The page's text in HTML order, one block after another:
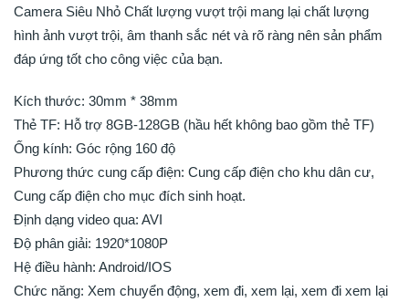
Camera Siêu Nhỏ Chất lượng vượt trội mang lại chất lượng
hình ảnh vượt trội, âm thanh sắc nét và rõ ràng nên sản phẩm
đáp ứng tốt cho công việc của bạn.
Kích thước: 30mm * 38mm
Thẻ TF: Hỗ trợ 8GB-128GB (hầu hết không bao gồm thẻ TF)
Ống kính: Góc rộng 160 độ
Phương thức cung cấp điện: Cung cấp điện cho khu dân cư,
Cung cấp điện cho mục đích sinh hoạt.
Định dạng video qua: AVI
Độ phân giải: 1920*1080P
Hệ điều hành: Android/IOS
Chức năng: Xem chuyển động, xem đi, xem lại, xem đi xem lại